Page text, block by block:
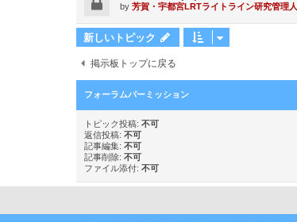
by 芳賀・宇都宮LRTライトライン研究管理人
新しいトピック
掲示板トップに戻る
フォーラムパーミッション
トピック投稿: 不可
返信投稿: 不可
記事編集: 不可
記事削除: 不可
ファイル添付: 不可